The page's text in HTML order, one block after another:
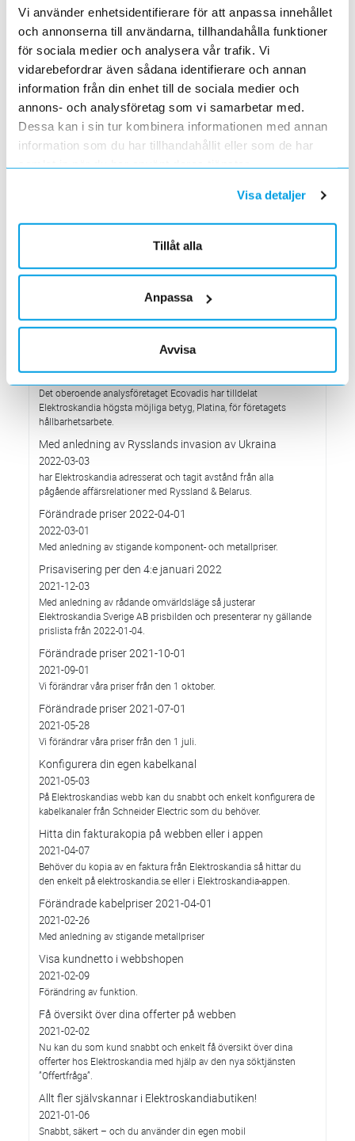
Vi använder enhetsidentifierare för att anpassa innehållet
och annonserna till användarna, tillhandahålla funktioner
för sociala medier och analysera vår trafik. Vi
vidarebefordrar även sådana identifierare och annan
information från din enhet till de sociala medier och
annons- och analysföretag som vi samarbetar med.
Dessa kan i sin tur kombinera informationen med annan
information som du har tillhandahållit eller som de har
samlat in när du har använt deras tjänster.
Visa detaljer
Tillåt alla
Anpassa
Avvisa
2022-10-27
till nya lokaler i Arninge.
Höjd distributionsavgift från 3:e januari 2023
Gäller vitvaror
2022-09-04
Välkommen till våra nya lokaler i Södertälje
Den 1 juni har vi ny adress i Södertälje
Grundkurs för installatörer av Charge Amps produkter
En grundläggande certifieringsutbildning för installatörer
Förändrade priser 2022-05-01
Med anledning av stigande råvarupriser.
Ecovadis ger Elektroskandia högsta betyg inom
2022-03-21
Det oberoende analysföretaget Ecovadis har tilldelat
Elektroskandia högsta möjliga betyg, Platina, för företagets
hållbarhetsarbete.
Med anledning av Rysslands invasion av Ukraina
2022-03-03
har Elektroskandia adresserat och tagit avstånd från alla
pågående affärsrelationer med Ryssland & Belarus.
Förändrade priser 2022-04-01
2022-03-01
Med anledning av stigande komponent- och metallpriser.
Prisavisering per den 4:e januari 2022
2021-12-03
Med anledning av rådande omvärldsläge så justerar
Elektroskandia Sverige AB prisbilden och presenterar ny gällande
prislista från 2022-01-04.
Förändrade priser 2021-10-01
2021-09-01
Vi förändrar våra priser från den 1 oktober.
Förändrade priser 2021-07-01
2021-05-28
Vi förändrar våra priser från den 1 juli.
Konfigurera din egen kabelkanal
2021-05-03
På Elektroskandias webb kan du snabbt och enkelt konfigurera de
kabelkanaler från Schneider Electric som du behöver.
Hitta din fakturakopia på webben eller i appen
2021-04-07
Behöver du kopia av en faktura från Elektroskandia så hittar du
den enkelt på elektroskandia.se eller i Elektro­skandia-appen.
Förändrade kabelpriser 2021-04-01
2021-02-26
Med anledning av stigande metallpriser
Visa kundnetto i webbshopen
2021-02-09
Förändring av funktion.
Få översikt över dina offerter på webben
2021-02-02
Nu kan du som kund snabbt och enkelt få översikt över dina
offerter hos Elektroskandia med hjälp av den nya söktjänsten
”Offertfråga”.
Allt fler självskannar i Elektroskandiabutiken!
2021-01-06
Snabbt, säkert – och du använder din egen mobil